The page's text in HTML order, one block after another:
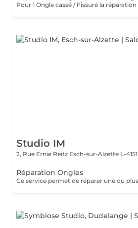
Studio IM
2, Rue Ernie Reitz Esch-sur-Alzette L-4151
Réparation Ongles